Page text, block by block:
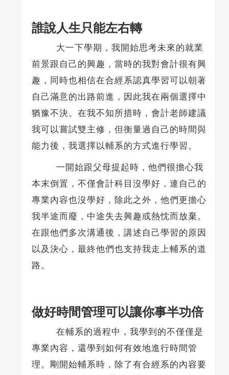
誰說人生只能左右轉
大一下學期，我開始思考未來的就業
前景跟自己的興趣，當時的我對會計很有興
趣，同時也相信在合經系認真學習可以朝著
自己滿意的出路前進，因此我在兩個選擇中
猶豫不決。在我不知所措時，會計老師建議
我可以嘗試雙主修，但衡量過自己的時間與
能力後，我選擇以輔系的方式進行學習。
一開始跟父母提起時，他們很擔心我
本末倒置，不僅會計科目沒學好，連自己的
專業內容也沒學好，除此之外，他們更擔心
我半途而廢，中途失去興趣或熱忱而放棄。
在跟他們多次溝通後，講述自己學習的原因
以及決心，最終他們也支持我走上輔系的道
路。
做好時間管理可以讓你事半功倍
在輔系的過程中，我學到的不僅僅是
專業內容，還學到如何有效地進行時間管
理。剛開始輔系時，除了有合經系的內容要